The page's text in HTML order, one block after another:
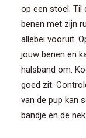
op een stoel. Til
benen met zijn
allebei vooruit.
jouw benen en
halsband om.
goed zit.
van de pup kan
bandje en de